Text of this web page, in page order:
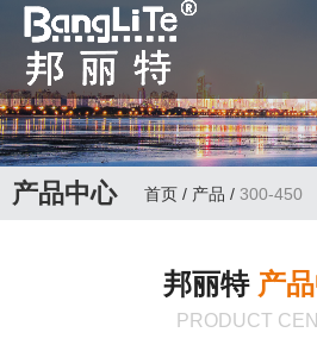
产品中心 首页/ 产品 /300-450
邦丽特 产
PRODUCT